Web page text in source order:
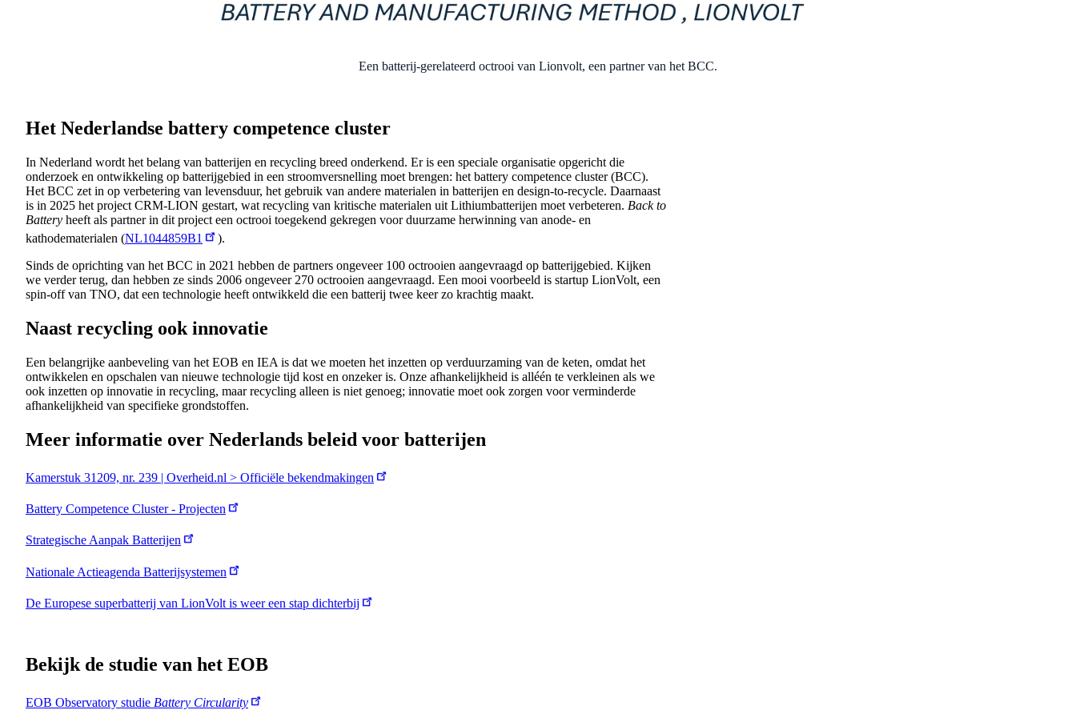
Een batterij-gerelateerd octrooi van Lionvolt, een partner van het BCC.
Het Nederlandse battery competence cluster
In Nederland wordt het belang van batterijen en recycling breed onderkend. Er is een speciale organisatie opgericht die
onderzoek en ontwikkeling op batterijgebied in een stroomversnelling moet brengen: het battery competence cluster (BCC).
Het BCC zet in op verbetering van levensduur, het gebruik van andere materialen in batterijen en design-to-recycle. Daarnaast
is in 2025 het project CRM-LION gestart, wat recycling van kritische materialen uit Lithiumbatterijen moet verbeteren. Back to
Battery heeft als partner in dit project een octrooi toegekend gekregen voor duurzame herwinning van anode- en
kathodematerialen (NL1044859B1
).
Sinds de oprichting van het BCC in 2021 hebben de partners ongeveer 100 octrooien aangevraagd op batterijgebied. Kijken
we verder terug, dan hebben ze sinds 2006 ongeveer 270 octrooien aangevraagd. Een mooi voorbeeld is startup LionVolt, een
spin-off van TNO, dat een technologie heeft ontwikkeld die een batterij twee keer zo krachtig maakt.
Naast recycling ook innovatie
Een belangrijke aanbeveling van het EOB en IEA is dat we moeten het inzetten op verduurzaming van de keten, omdat het
ontwikkelen en opschalen van nieuwe technologie tijd kost en onzeker is. Onze afhankelijkheid is alléén te verkleinen als we
ook inzetten op innovatie in recycling, maar recycling alleen is niet genoeg; innovatie moet ook zorgen voor verminderde
afhankelijkheid van specifieke grondstoffen.
Meer informatie over Nederlands beleid voor batterijen
Kamerstuk 31209, nr. 239 | Overheid.nl > Officiële bekendmakingen
Battery Competence Cluster - Projecten
Strategische Aanpak Batterijen
Nationale Actieagenda Batterijsystemen
De Europese superbatterij van LionVolt is weer een stap dichterbij
Bekijk de studie van het EOB
EOB Observatory studie Battery Circularity